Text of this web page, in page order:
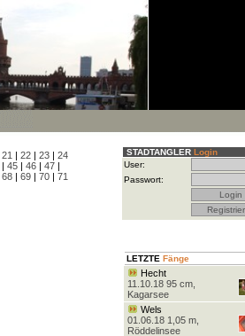
21 | 22 | 23 | 24
| 45 | 46 | 47 |
68 | 69 | 70 | 71
STADTANGLER Login
User:
Passwort:
LETZTE Fänge
Hecht
11.10.18 95 cm,
Kagarsee
Wels
01.06.18 1,05 m,
Röddelinsee